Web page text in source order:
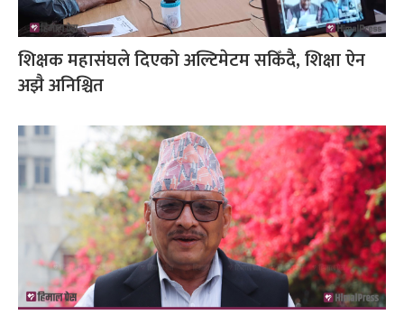
शिक्षक महासंघले दिएको अल्टिमेटम सकिँदै, शिक्षा ऐन
अझै अनिश्चित